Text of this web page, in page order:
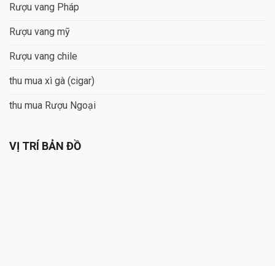
Rượu vang Pháp
Rượu vang mỹ
Rượu vang chile
thu mua xì gà (cigar)
thu mua Rượu Ngoại
VỊ TRÍ BẢN ĐỒ